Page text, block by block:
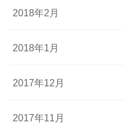
2018年2月
2018年1月
2017年12月
2017年11月